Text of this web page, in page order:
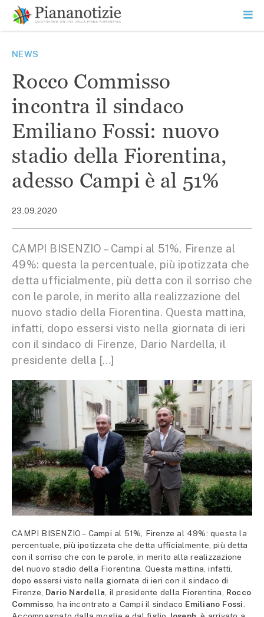
contenuto
SEARCH
NEWS
Rocco Commisso
incontra il sindaco
Emiliano Fossi: nuovo
stadio della Fiorentina,
adesso Campi è al 51%
23.09.2020
CAMPI BISENZIO – Campi al 51%, Firenze al
49%: questa la percentuale, più ipotizzata che
detta ufficialmente, più detta con il sorriso che
con le parole, in merito alla realizzazione del
nuovo stadio della Fiorentina. Questa mattina,
infatti, dopo essersi visto nella giornata di ieri
con il sindaco di Firenze, Dario Nardella, il
presidente della […]
CAMPI BISENZIO – Campi al 51%, Firenze al 49%: questa la
percentuale, più ipotizzata che detta ufficialmente, più detta
con il sorriso che con le parole, in merito alla realizzazione
del nuovo stadio della Fiorentina. Questa mattina, infatti,
dopo essersi visto nella giornata di ieri con il sindaco di
Firenze, Dario Nardella , il presidente della Fiorentina, Rocco
Commisso , ha incontrato a Campi il sindaco Emiliano Fossi